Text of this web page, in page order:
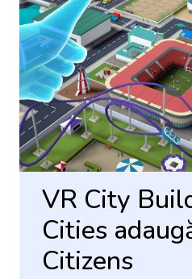
VR City
Cities
Citizens